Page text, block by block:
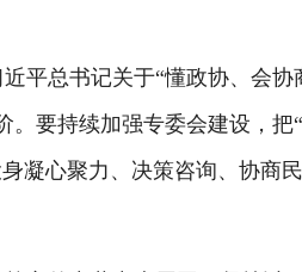
总书记关于“懂政协、会协
要持续加强专委会建设，把
凝心聚力、决策咨询、协商